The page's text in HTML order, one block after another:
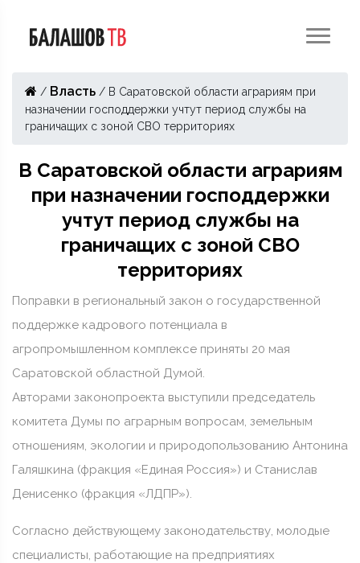
/ Власть / В Саратовской области аграриям при
назначении господдержки учтут период службы на
граничащих с зоной СВО территориях
В Саратовской области аграриям
при назначении господдержки
учтут период службы на
граничащих с зоной СВО
территориях
Поправки в региональный закон о государственной
поддержке кадрового потенциала в
агропромышленном комплексе приняты 20 мая
Саратовской областной Думой.
Авторами законопроекта выступили председатель
комитета Думы по аграрным вопросам, земельным
отношениям, экологии и природопользованию Антонина
Галяшкина (фракция «Единая Россия») и Станислав
Денисенко (фракция «ЛДПР»).
Согласно действующему законодательству, молодые
специалисты, работающие на предприятиях